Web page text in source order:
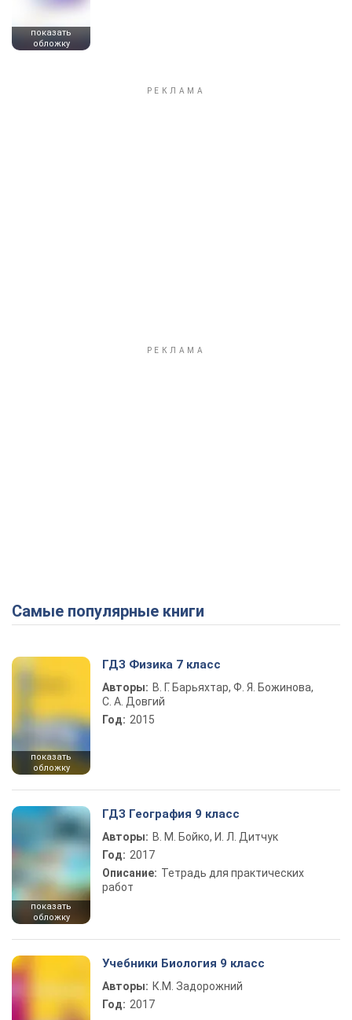
показать
обложку
Самые популярные книги
показать
обложку
ГДЗ Физика 7 класс
Авторы: В. Г. Барьяхтар, Ф. Я. Божинова,
С. А. Довгий
Год: 2015
показать
обложку
ГДЗ География 9 класс
Авторы: В. М. Бойко, И. Л. Дитчук
Год: 2017
Описание: Тетрадь для практических
работ
Учебники Биология 9 класс
Авторы: К.М. Задорожний
Год: 2017